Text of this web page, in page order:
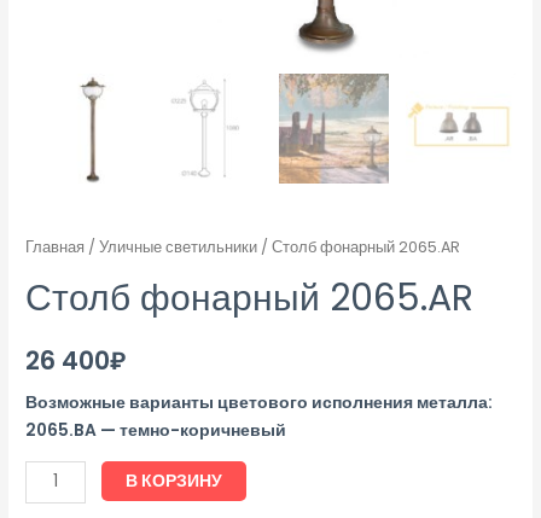
Главная /Уличные светильники / Столб фонарный 2065.AR
Столб фонарный 2065.AR
26 400₽
Возможные варианты цветового исполнения металла:
2065.BA — темно-коричневый
В КОРЗИНУ